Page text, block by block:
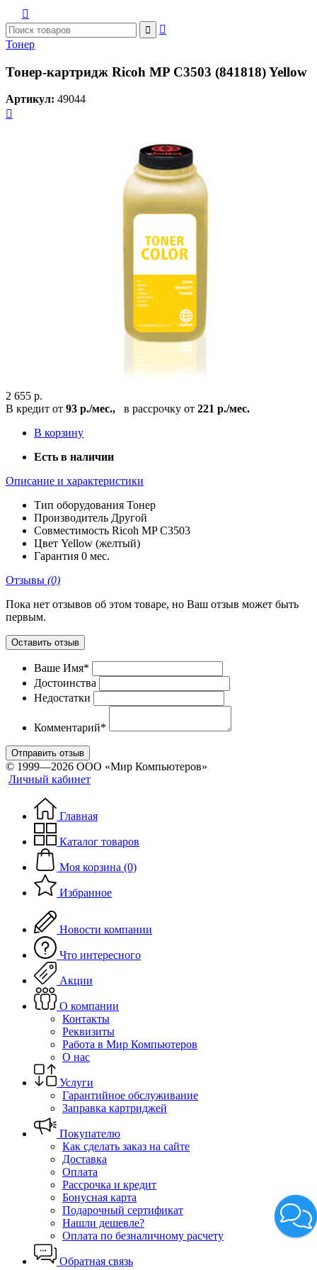



Тонер
Тонер-картридж Ricoh MP C3503 (841818) Yellow
Артикул: 49044

2 655 р.
В кредит от 93 р./мес., в рассрочку от 221 р./мес.
В корзину
Есть в наличии
Описание и характеристики
Тип оборудования Тонер
Производитель Другой
Совместимость Ricoh MP C3503
Цвет Yellow (желтый)
Гарантия 0 мес.
Отзывы (0)
Пока нет отзывов об этом товаре, но Ваш отзыв может быть
первым.
Оставить отзыв
Ваше Имя*
Достоинства
Недостатки
Комментарий*
Отправить отзыв
© 1999—2026 ООО «Мир Компьютеров»
Личный кабинет
Главная
Каталог товаров
Моя корзина (0)
Избранное
Новости компании
Что интересного
Акции
О компании
Контакты
Реквизиты
Работа в Мир Компьютеров
О нас
Услуги
Гарантийное обслуживание
Заправка картриджей
Покупателю
Как сделать заказ на сайте
Доставка
Оплата
Рассрочка и кредит
Бонусная карта
Подарочный сертификат
Нашли дешевле?
Оплата по безналичному расчету
Обратная связь